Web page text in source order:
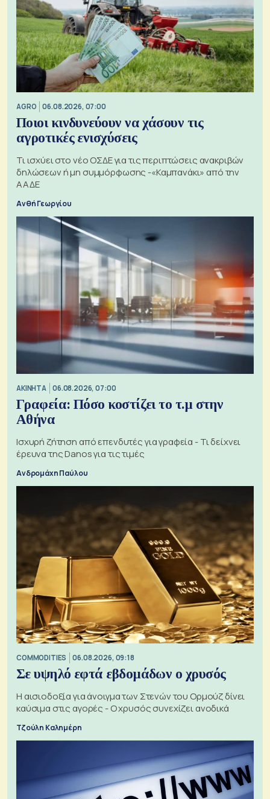
AGRO 06.08.2026, 07:00
Ποιοι κινδυνεύουν να χάσουν τις
αγροτικές ενισχύσεις
Τι ισχύει στο νέο ΟΣΔΕ για τις περιπτώσεις ανακριβών
δηλώσεων ή μη συμμόρφωσης -«Καμπανάκι» από την
ΑΑΔΕ
Ανθή Γεωργίου
ΑΚΙΝΗΤΑ 06.08.2026, 07:00
Γραφεία: Πόσο κοστίζει το τ.μ στην
Αθήνα
Ισχυρή ζήτηση από επενδυτές για γραφεία - Τι δείχνει
έρευνα της Danos για τις τιμές
Ανδρομάχη Παύλου
COMMODITIES 06.08.2026, 09:18
Σε υψηλό εφτά εβδομάδων ο χρυσός
Η αισιοδοξία για άνοιγμα των Στενών του Ορμούζ δίνει
καύσιμα στις αγορές - Ο χρυσός συνεχίζει ανοδικά
Τζούλη Καλημέρη